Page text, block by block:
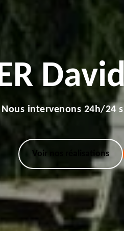
Nous intervenons 24h/24
Voir nos réalisations